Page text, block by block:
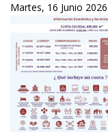
Martes, 16 Junio 2026